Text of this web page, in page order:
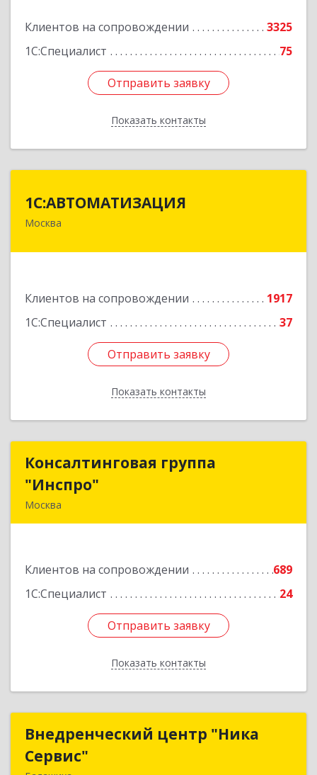
Клиентов на сопровождении
3325
1С:Специалист
75
Отправить заявку
Показать контакты
Отправить заявку
Назад
1С:АВТОМАТИЗАЦИЯ
Москва
Клиентов на сопровождении
1917
1С:Специалист
37
Отправить заявку
Показать контакты
111024, Москва г, Энтузиастов 1-я ул, дом №
Отправить заявку
Назад
Консалтинговая группа
"Инспро"
Москва
Клиентов на сопровождении
689
1С:Специалист
24
Отправить заявку
Показать контакты
Консалтинговая группа
Подробнее
Отправить заявку
Назад
Внедренческий центр "Ника
Сервис"
Внедренческий центр "Ника